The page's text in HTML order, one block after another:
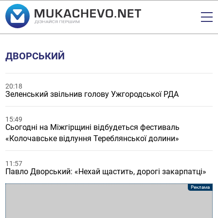
ДВОРСЬКИЙ
20:18
Зеленський звільнив голову Ужгородської РДА
15:49
Сьогодні на Міжгірщині відбудеться фестиваль
«Колочавське відлуння Тереблянської долини»
11:57
Павло Дворський: «Нехай щастить, дорогі закарпатці»